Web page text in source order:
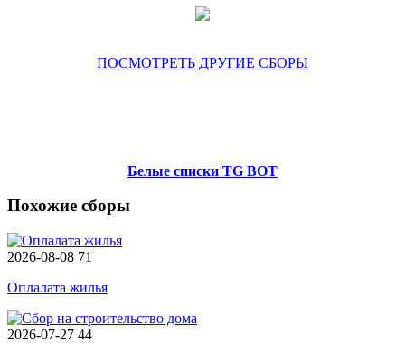
ПОСМОТРЕТЬ ДРУГИЕ СБОРЫ
Белые списки TG BOT
Похожие сборы
2026-08-08 71
Оплалата жилья
2026-07-27 44